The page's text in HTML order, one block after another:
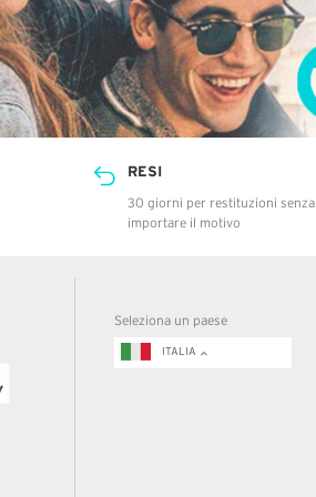
RESI
30 giorni per restituzioni senza
importare il motivo
Seleziona un paese
ITALIA